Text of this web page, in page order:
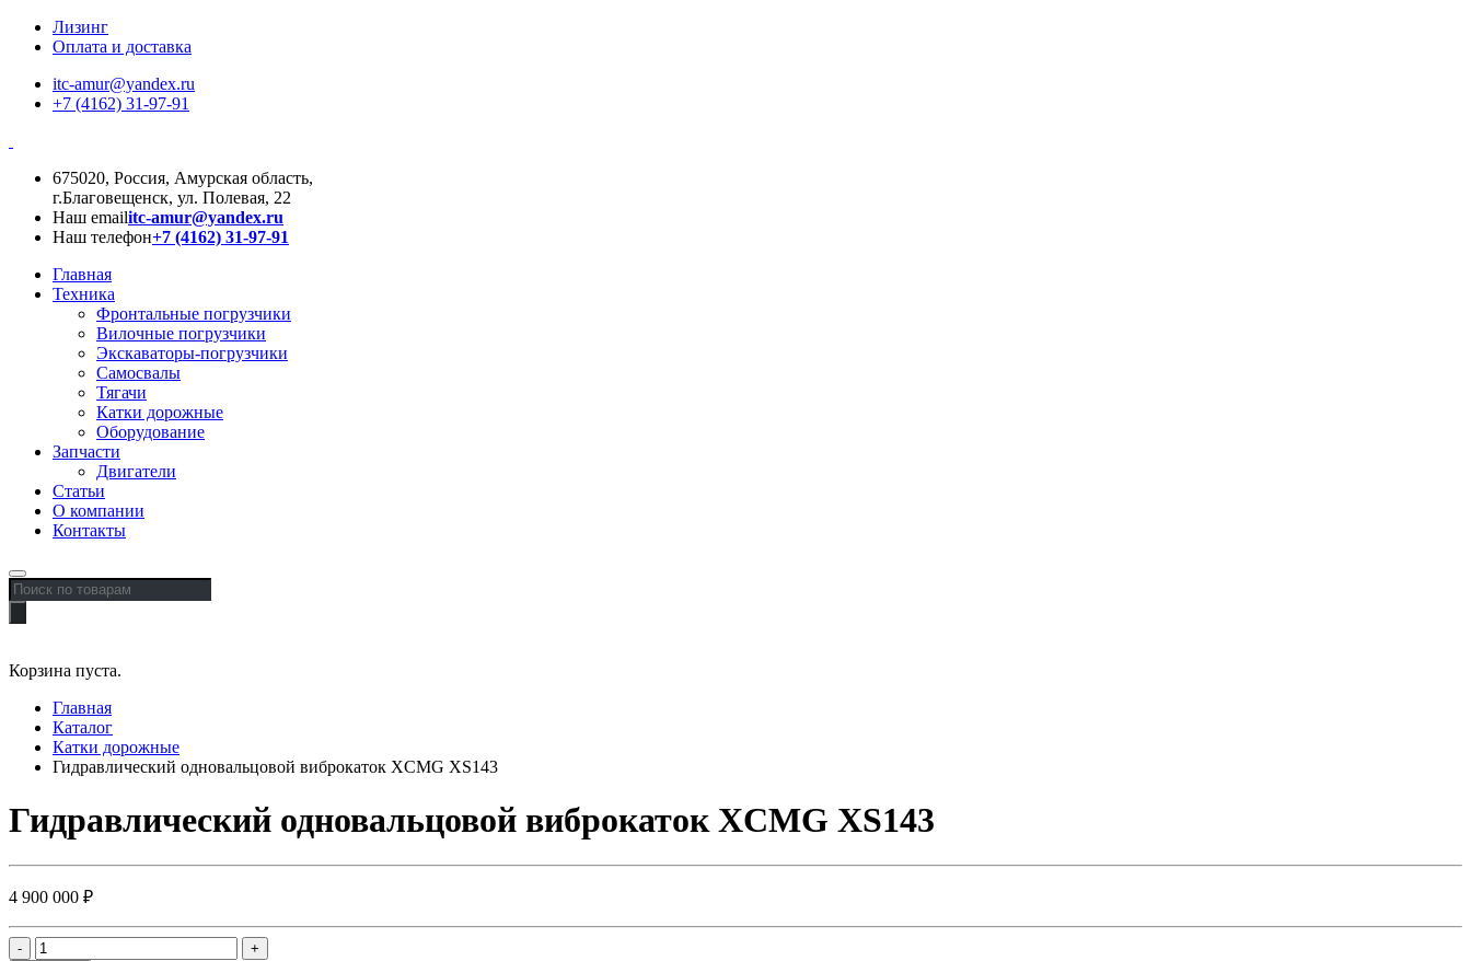
Лизинг
Оплата и доставка
itc-amur@yandex.ru
+7 (4162) 31-97-91
675020, Россия, Амурская область,
г.Благовещенск, ул. Полевая, 22
Наш emailitc-amur@yandex.ru
Наш телефон+7 (4162) 31-97-91
Главная
Техника
Фронтальные погрузчики
Вилочные погрузчики
Экскаваторы-погрузчики
Самосвалы
Тягачи
Катки дорожные
Оборудование
Запчасти
Двигатели
Статьи
О компании
Контакты
Поиск
товаров
Корзина пуста.
Главная
Каталог
Катки дорожные
Гидравлический одновальцовой виброкаток XCMG XS143
Гидравлический одновальцовой виброкаток XCMG XS143
4 900 000 ₽